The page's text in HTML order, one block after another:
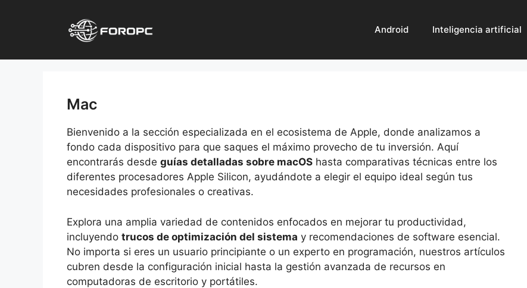
Android Inteligencia artificial
Mac
Bienvenido a la sección especializada en el ecosistema de Apple, donde analizamos a
fondo cada dispositivo para que saques el máximo provecho de tu inversión. Aquí
encontrarás desde guías detalladas sobre macOS hasta comparativas técnicas entre los
diferentes procesadores Apple Silicon, ayudándote a elegir el equipo ideal según tus
necesidades profesionales o creativas.
Explora una amplia variedad de contenidos enfocados en mejorar tu productividad,
incluyendo trucos de optimización del sistema y recomendaciones de software esencial.
No importa si eres un usuario principiante o un experto en programación, nuestros artículos
cubren desde la configuración inicial hasta la gestión avanzada de recursos en
computadoras de escritorio y portátiles.